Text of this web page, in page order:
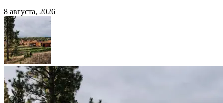
8 августа, 2026